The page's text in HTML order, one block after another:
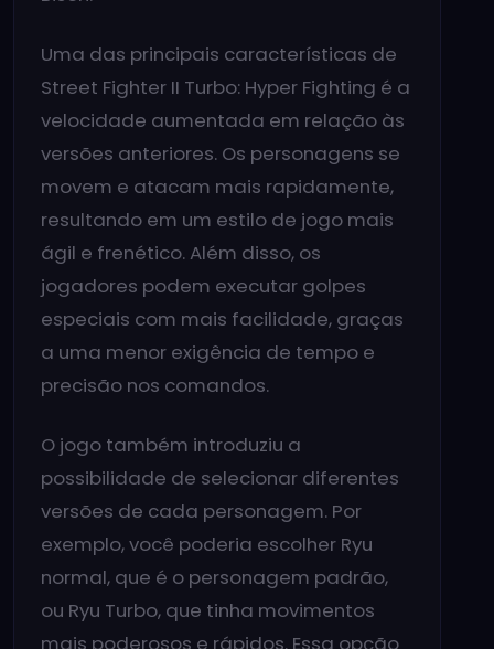
Uma das principais características de
Street Fighter II Turbo: Hyper Fighting é a
velocidade aumentada em relação às
versões anteriores. Os personagens se
movem e atacam mais rapidamente,
resultando em um estilo de jogo mais
ágil e frenético. Além disso, os
jogadores podem executar golpes
especiais com mais facilidade, graças
a uma menor exigência de tempo e
precisão nos comandos.
O jogo também introduziu a
possibilidade de selecionar diferentes
versões de cada personagem. Por
exemplo, você poderia escolher Ryu
normal, que é o personagem padrão,
ou Ryu Turbo, que tinha movimentos
mais poderosos e rápidos. Essa opção